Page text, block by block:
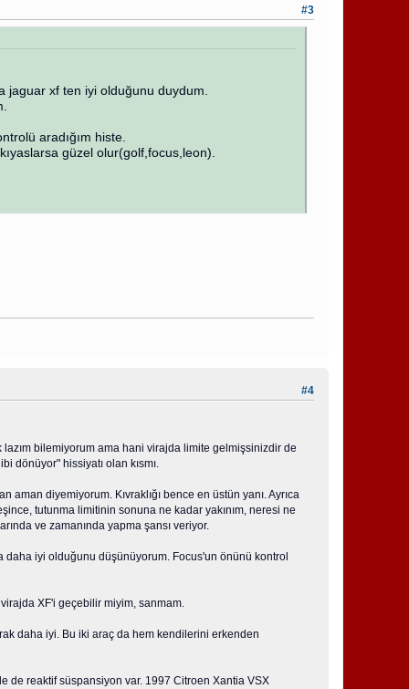
#3
jaguar xf ten iyi olduğunu duydum.
aradığım histe.
güzel olur(golf,focus,leon).
#4
lazım bilemiyorum ama hani virajda limite gelmişsinizdir de
dönüyor" hissiyatı olan kısmı.
diyemiyorum. Kıvraklığı bence en üstün yanı. Ayrıca
tutunma limitinin sonuna ne kadar yakınım, neresi ne
ve zamanında yapma şansı veriyor.
daha iyi olduğunu düşünüyorum. Focus'un önünü kontrol
XF'i geçebilir miyim, sanmam.
daha iyi. Bu iki araç da hem kendilerini erkenden
de reaktif süspansiyon var. 1997 Citroen Xantia VSX